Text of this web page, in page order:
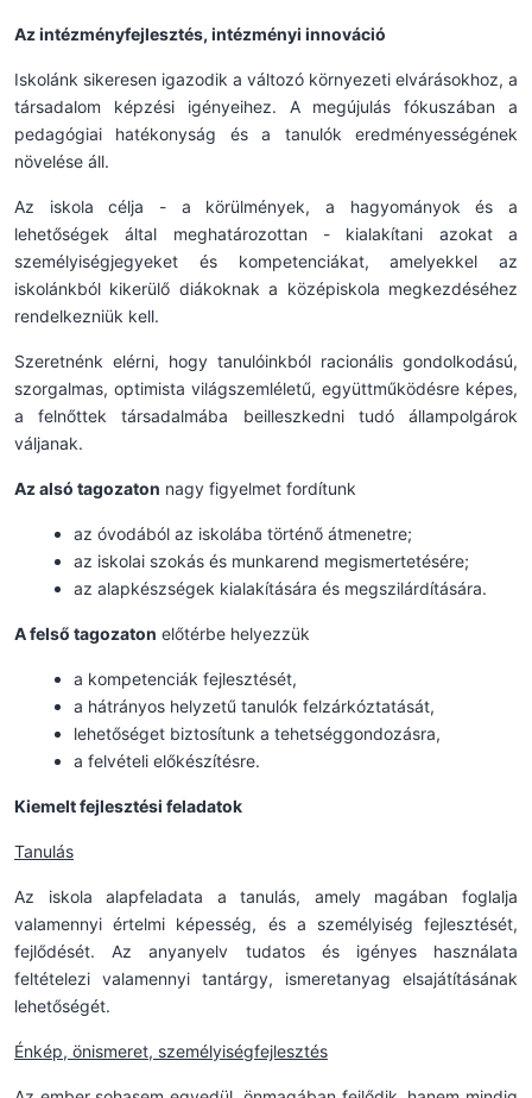
Az intézményfejlesztés, intézményi innováció
Iskolánk sikeresen igazodik a változó környezeti elvárásokhoz, a
társadalom képzési igényeihez. A megújulás fókuszában a
pedagógiai hatékonyság és a tanulók eredményességének
növelése áll.
Az iskola célja - a körülmények, a hagyományok és a
lehetőségek által meghatározottan - kialakítani azokat a
személyiségjegyeket és kompetenciákat, amelyekkel az
iskolánkból kikerülő diákoknak a középiskola megkezdéséhez
rendelkezniük kell.
Szeretnénk elérni, hogy tanulóinkból racionális gondolkodású,
szorgalmas, optimista világszemléletű, együttműködésre képes,
a felnőttek társadalmába beilleszkedni tudó állampolgárok
váljanak.
Az alsó tagozaton nagy figyelmet fordítunk
az óvodából az iskolába történő átmenetre;
az iskolai szokás és munkarend megismertetésére;
az alapkészségek kialakítására és megszilárdítására.
A felső tagozaton előtérbe helyezzük
a kompetenciák fejlesztését,
a hátrányos helyzetű tanulók felzárkóztatását,
lehetőséget biztosítunk a tehetséggondozásra,
a felvételi előkészítésre.
Kiemelt fejlesztési feladatok
Tanulás
Az iskola alapfeladata a tanulás, amely magában foglalja
valamennyi értelmi képesség, és a személyiség fejlesztését,
fejlődését. Az anyanyelv tudatos és igényes használata
feltételezi valamennyi tantárgy, ismeretanyag elsajátításának
lehetőségét.
Énkép, önismeret, személyiségfejlesztés